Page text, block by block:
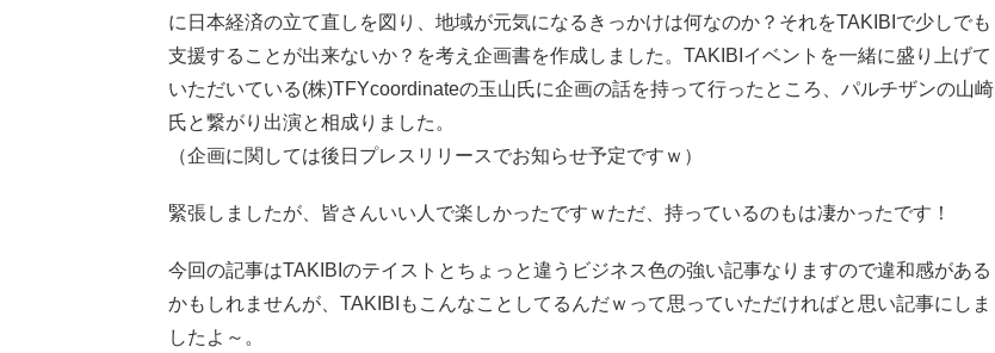
に日本経済の立て直しを図り、地域が元気になるきっかけは何なのか？それをTAKIBIで少しでも
支援することが出来ないか？を考え企画書を作成しました。TAKIBIイベントを一緒に盛り上げて
いただいている(株)TFYcoordinateの玉山氏に企画の話を持って行ったところ、パルチザンの山崎
氏と繋がり出演と相成りました。
（企画に関しては後日プレスリリースでお知らせ予定ですｗ）
緊張しましたが、皆さんいい人で楽しかったですｗただ、持っているのもは凄かったです！
今回の記事はTAKIBIのテイストとちょっと違うビジネス色の強い記事なりますので違和感がある
かもしれませんが、TAKIBIもこんなことしてるんだｗって思っていただければと思い記事にしま
したよ～。